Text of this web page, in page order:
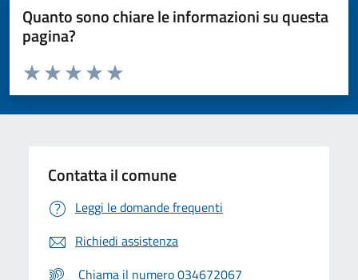
Quanto sono chiare le informazioni su questa
pagina?
Valuta da 1 a 5 stelle la pagina
Valuta 5 stelle su 5
Valuta 4 stelle su 5
Valuta 3 stelle su 5
Valuta 2 stelle su 5
Valuta 1 stelle su 5
Contatta il comune
Leggi le domande frequenti
Richiedi assistenza
Chiama il numero 034672067